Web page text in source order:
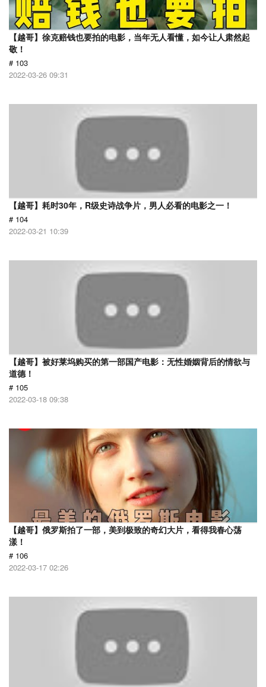
【越哥】徐克赔钱也要拍的电影，当年无人看懂，如今让人肃然起
敬！
# 103
2022-03-26 09:31
【越哥】耗时30年，R级史诗战争片，男人必看的电影之一！
# 104
2022-03-21 10:39
【越哥】被好莱坞购买的第一部国产电影：无性婚姻背后的情欲与
道德！
# 105
2022-03-18 09:38
【越哥】俄罗斯拍了一部，美到极致的奇幻大片，看得我春心荡
漾！
# 106
2022-03-17 02:26